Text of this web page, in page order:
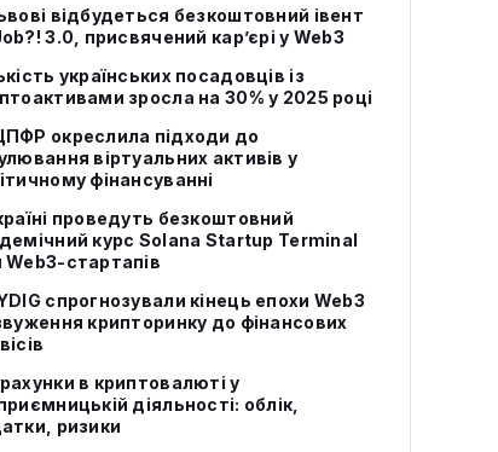
відбудеться безкоштовний івент
3.0, присвячений кар’єрі у Web3
українських посадовців із
зросла на 30% у 2025 році
окреслила підходи до
віртуальних активів у
фінансуванні
проведуть безкоштовний
курс Solana Startup Terminal
Web3-стартапів
спрогнозували кінець епохи Web3
крипторинку до фінансових
в криптовалюті у
діяльності: облік,
ризики